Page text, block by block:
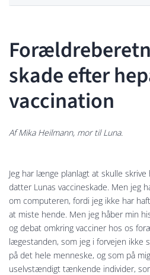
skade efter
vaccination
Af Mika Heilmann, mor til Luna.
Jeg har længe planlagt at skulle
datter Lunas vaccineskade. Men jeg
om computeren, fordi jeg ikke har
at miste hende. Men jeg håber min
og debat omkring vacciner hos os
lægestanden, som jeg i forvejen
på det hele menneske, og som på
uselvstændigt tænkende individer,